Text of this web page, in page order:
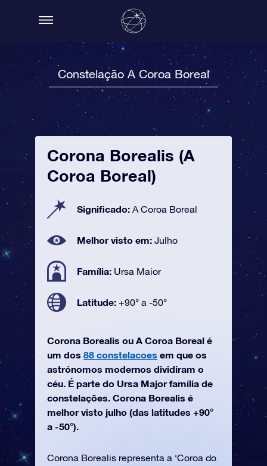
Constelação A Coroa Boreal
Corona Borealis (A
Coroa Boreal)
Significado: A Coroa Boreal
Melhor visto em: Julho
Família: Ursa Maior
Latitude: +90° a -50°
Corona Borealis ou A Coroa Boreal é
um dos 88 constelacoes em que os
astrónomos modernos dividiram o
céu. É parte do Ursa Major família de
constelações. Corona Borealis é
melhor visto julho (das latitudes +90°
a -50°).
Corona Borealis representa a ‘Coroa do